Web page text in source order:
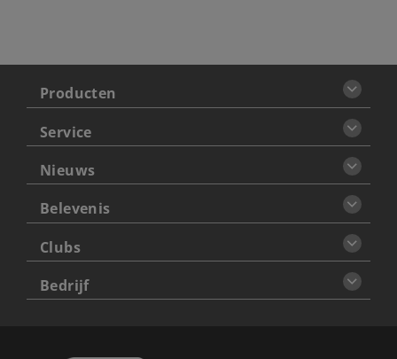
Producten
Service
Nieuws
Belevenis
Clubs
Bedrijf